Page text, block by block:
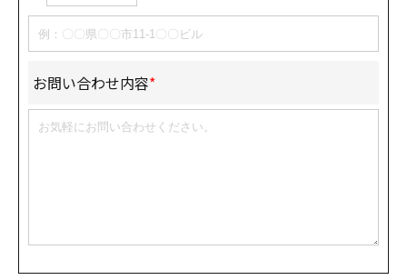
お問い合わせ内容*